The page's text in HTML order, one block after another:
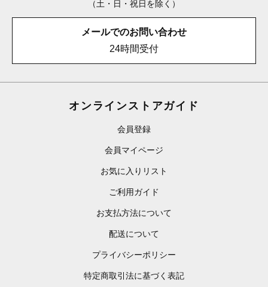
（土・日・祝日を除く）
メールでのお問い合わせ
24時間受付
オンラインストアガイド
会員登録
会員マイページ
お気に入りリスト
ご利用ガイド
お支払方法について
配送について
プライバシーポリシー
特定商取引法に基づく表記